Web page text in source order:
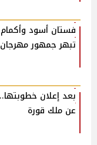
فستان أسود
تبهر جمهور
بعد إعلان
عن ملك قورة